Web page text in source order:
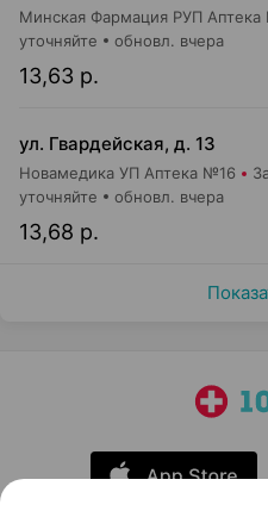
Минская Фармация РУП
13,63 р.
уточняйте обновл. вчера
ул. Гвардейская, д. 13
Новамедика УП Аптека №16
13,68 р.
уточняйте обновл. вчера